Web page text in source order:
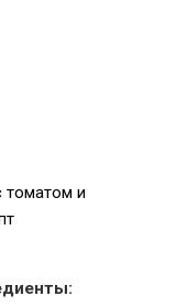
томатом и